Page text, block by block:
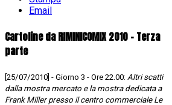
Email
Cartoline da RIMINICOMIX 2010 - Terza
parte
[25/07/2010] - Giorno 3 - Ore 22.00: Altri scatti
dalla mostra mercato e la mostra dedicata a
Frank Miller presso il centro commerciale Le